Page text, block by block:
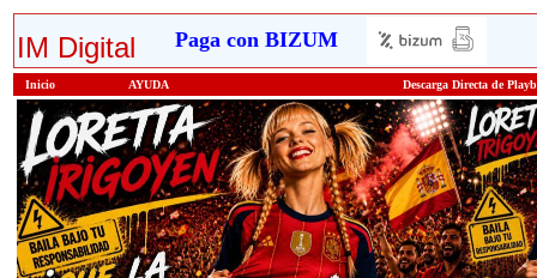
IM Digital Paga con BIZUM
Inicio AYUDA Descarga Directa de